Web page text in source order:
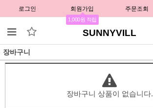
로그인 회원가입
1,000원 적립
주문조회
SUNNYVILL
장바구니
장바구니 상품이 없습니다.